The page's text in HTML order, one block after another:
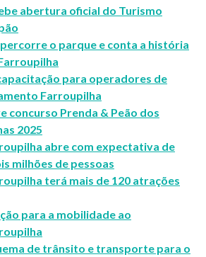
abertura oficial do Turismo
o parque e conta a história
para operadores de
Farroupilha
concurso Prenda & Peão dos
2025
abre com expectativa de
milhões de pessoas
terá mais de 120 atrações
para a mobilidade ao
de trânsito e transporte para o